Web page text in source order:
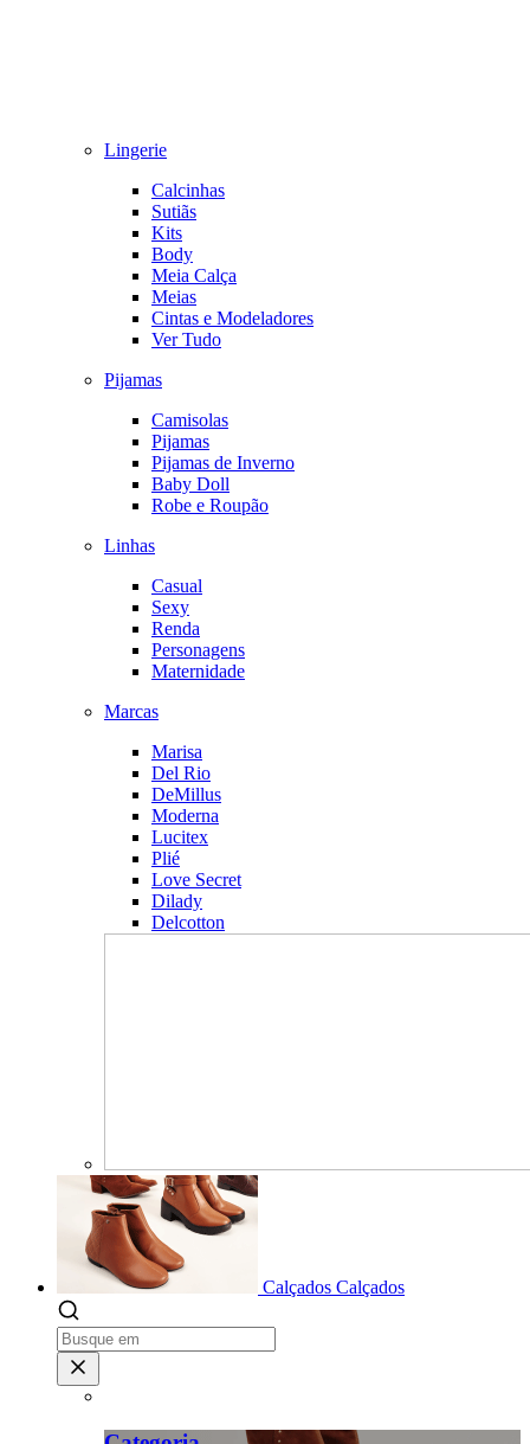
Lingerie
Calcinhas
Sutiãs
Kits
Body
Meia Calça
Meias
Cintas e Modeladores
Ver Tudo
Pijamas
Camisolas
Pijamas
Pijamas de Inverno
Baby Doll
Robe e Roupão
Linhas
Casual
Sexy
Renda
Personagens
Maternidade
Marcas
Marisa
Del Rio
DeMillus
Moderna
Lucitex
Plié
Love Secret
Dilady
Delcotton
Calçados Calçados